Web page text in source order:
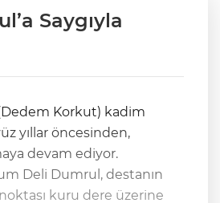
Saygıyla
Korkut) kadim
yıllar öncesinden,
devam ediyor.
Deli Dumrul, destanın
kuru dere üzerine